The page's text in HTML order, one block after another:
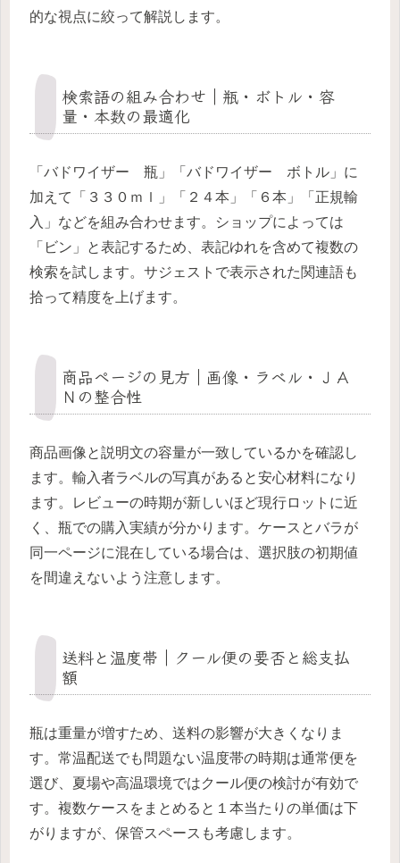
的な視点に絞って解説します。
検索語の組み合わせ｜瓶・ボトル・容
量・本数の最適化
「バドワイザー 瓶」「バドワイザー ボトル」に
加えて「３３０ｍｌ」「２４本」「６本」「正規輸
入」などを組み合わせます。ショップによっては
「ビン」と表記するため、表記ゆれを含めて複数の
検索を試します。サジェストで表示された関連語も
拾って精度を上げます。
商品ページの見方｜画像・ラベル・ＪＡ
Ｎの整合性
商品画像と説明文の容量が一致しているかを確認し
ます。輸入者ラベルの写真があると安心材料になり
ます。レビューの時期が新しいほど現行ロットに近
く、瓶での購入実績が分かります。ケースとバラが
同一ページに混在している場合は、選択肢の初期値
を間違えないよう注意します。
送料と温度帯｜クール便の要否と総支払
額
瓶は重量が増すため、送料の影響が大きくなりま
す。常温配送でも問題ない温度帯の時期は通常便を
選び、夏場や高温環境ではクール便の検討が有効で
す。複数ケースをまとめると１本当たりの単価は下
がりますが、保管スペースも考慮します。